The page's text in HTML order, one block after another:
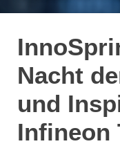
Nacht
und
Infineon